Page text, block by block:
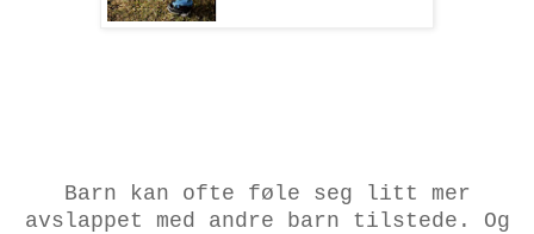
Barn kan ofte føle seg litt mer
avslappet med andre barn tilstede. Og